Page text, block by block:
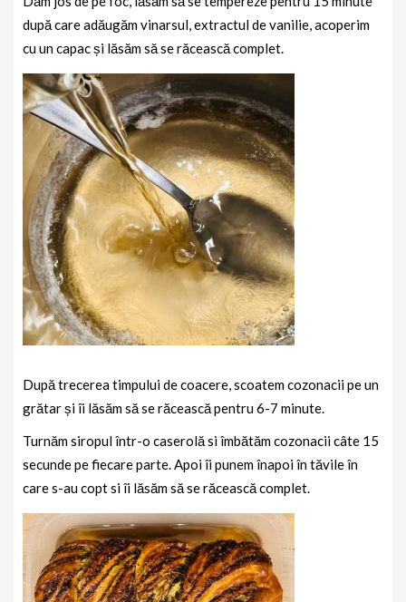
după care adăugăm vinarsul, extractul de vanilie, acoperim
cu un capac și lăsăm să se răcească complet.
După trecerea timpului de coacere, scoatem cozonacii pe un
grătar și îi lăsăm să se răcească pentru 6-7 minute.
Turnăm siropul într-o caserolă si îmbătăm cozonacii câte 15
secunde pe fiecare parte. Apoi îi punem înapoi în tăvile în
care s-au copt si îi lăsăm să se răcească complet.